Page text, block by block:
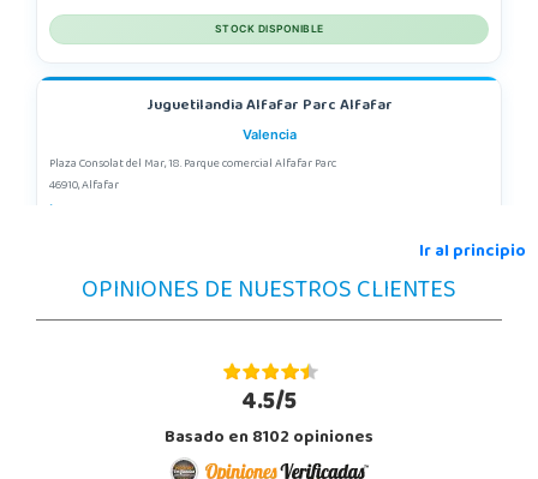
STOCK DISPONIBLE
Juguetilandia Alfafar Parc Alfafar
Valencia
Plaza Consolat del Mar, 18. Parque comercial Alfafar Parc
46910, Alfafar
Juguetilandia Armilla
Granada
Carretera Armilla 29, Urb. Porcegram, 2
Ir al principio
OPINIONES DE NUESTROS CLIENTES
4.5/5
Basado en 8102 opiniones